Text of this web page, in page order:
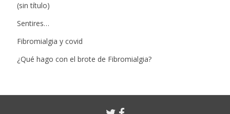
(sin título)
Sentires…
Fibromialgia y covid
¿Qué hago con el brote de Fibromialgia?